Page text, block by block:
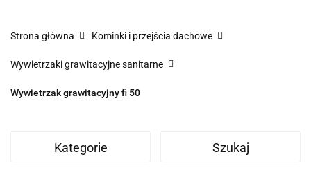
Strona główna Kominki i przejścia dachowe
Wywietrzaki grawitacyjne sanitarne
Wywietrzak grawitacyjny fi 50
Kategorie Szukaj